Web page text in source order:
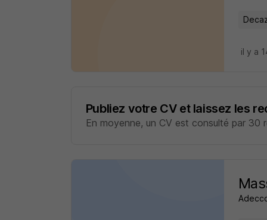
il y a
Publiez votre CV et laissez les
En moyenne, un CV est consulté par 30